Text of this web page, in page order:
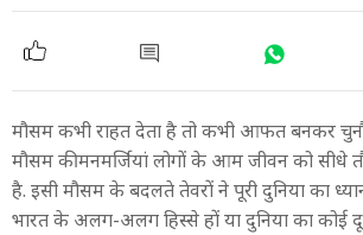
मौसम कभी राहत देता है तो कभी आफत बनकर
मौसम की मनमर्जियां लोगों के आम जीवन को सीधे
है. इसी मौसम के बदलते तेवरों ने पूरी दुनिया का
भारत के अलग-अलग हिस्से हों या दुनिया का कोई